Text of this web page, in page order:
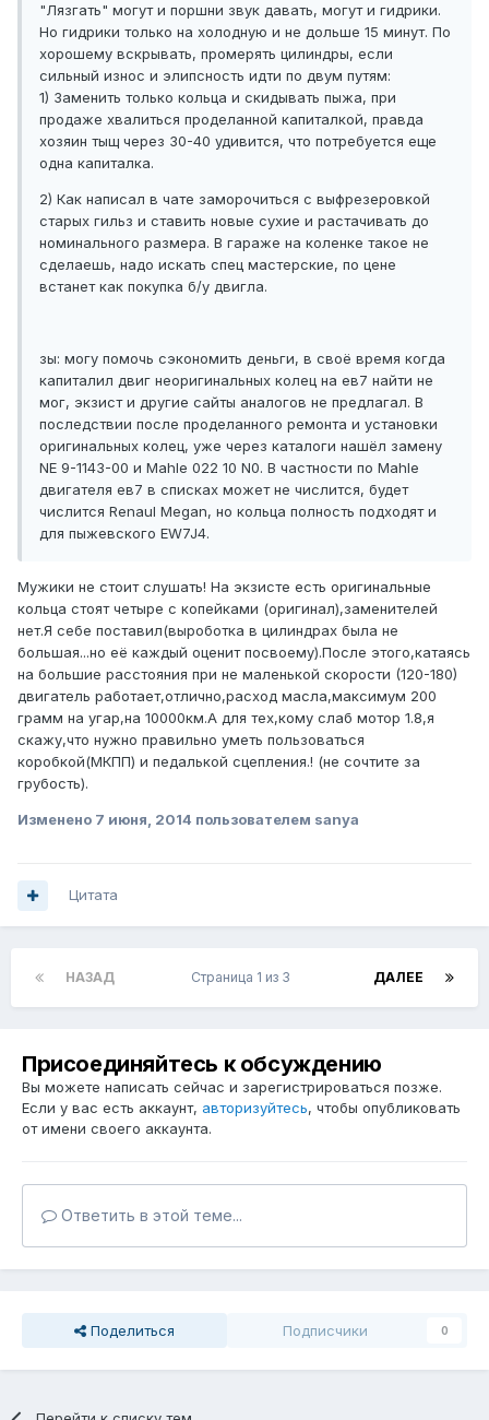
"Лязгать" могут и поршни звук давать, могут и гидрики.
Но гидрики только на холодную и не дольше 15 минут. По
хорошему вскрывать, промерять цилиндры, если
сильный износ и элипсность идти по двум путям:
1) Заменить только кольца и скидывать пыжа, при
продаже хвалиться проделанной капиталкой, правда
хозяин тыщ через 30-40 удивится, что потребуется еще
одна капиталка.
2) Как написал в чате заморочиться с выфрезеровкой
старых гильз и ставить новые сухие и растачивать до
номинального размера. В гараже на коленке такое не
сделаешь, надо искать спец мастерские, по цене
встанет как покупка б/у двигла.
зы: могу помочь сэкономить деньги, в своё время когда
капиталил двиг неоригинальных колец на ев7 найти не
мог, экзист и другие сайты аналогов не предлагал. В
последствии после проделанного ремонта и установки
оригинальных колец, уже через каталоги нашёл замену
NE 9-1143-00 и Mahle 022 10 N0. В частности по Mahle
двигателя ев7 в списках может не числится, будет
числится Renaul Megan, но кольца полность подходят и
для пыжевского EW7J4.
Мужики не стоит слушать! На экзисте есть оригинальные
кольца стоят четыре с копейками (оригинал),заменителей
нет.Я себе поставил(выроботка в цилиндрах была не
большая...но её каждый оценит посвоему).После этого,катаясь
на большие расстояния при не маленькой скорости (120-180)
двигатель работает,отлично,расход масла,максимум 200
грамм на угар,на 10000км.А для тех,кому слаб мотор 1.8,я
скажу,что нужно правильно уметь пользоваться
коробкой(МКПП) и педалькой сцепления.! (не сочтите за
грубость).
Изменено 7 июня, 2014 пользователем sanya
Цитата
НАЗАД ДАЛЕЕ
Страница 1 из 3
Присоединяйтесь к обсуждению
Вы можете написать сейчас и зарегистрироваться позже.
Если у вас есть аккаунт, авторизуйтесь, чтобы опубликовать
от имени своего аккаунта.
Ответить в этой теме...
Поделиться Подписчики 0